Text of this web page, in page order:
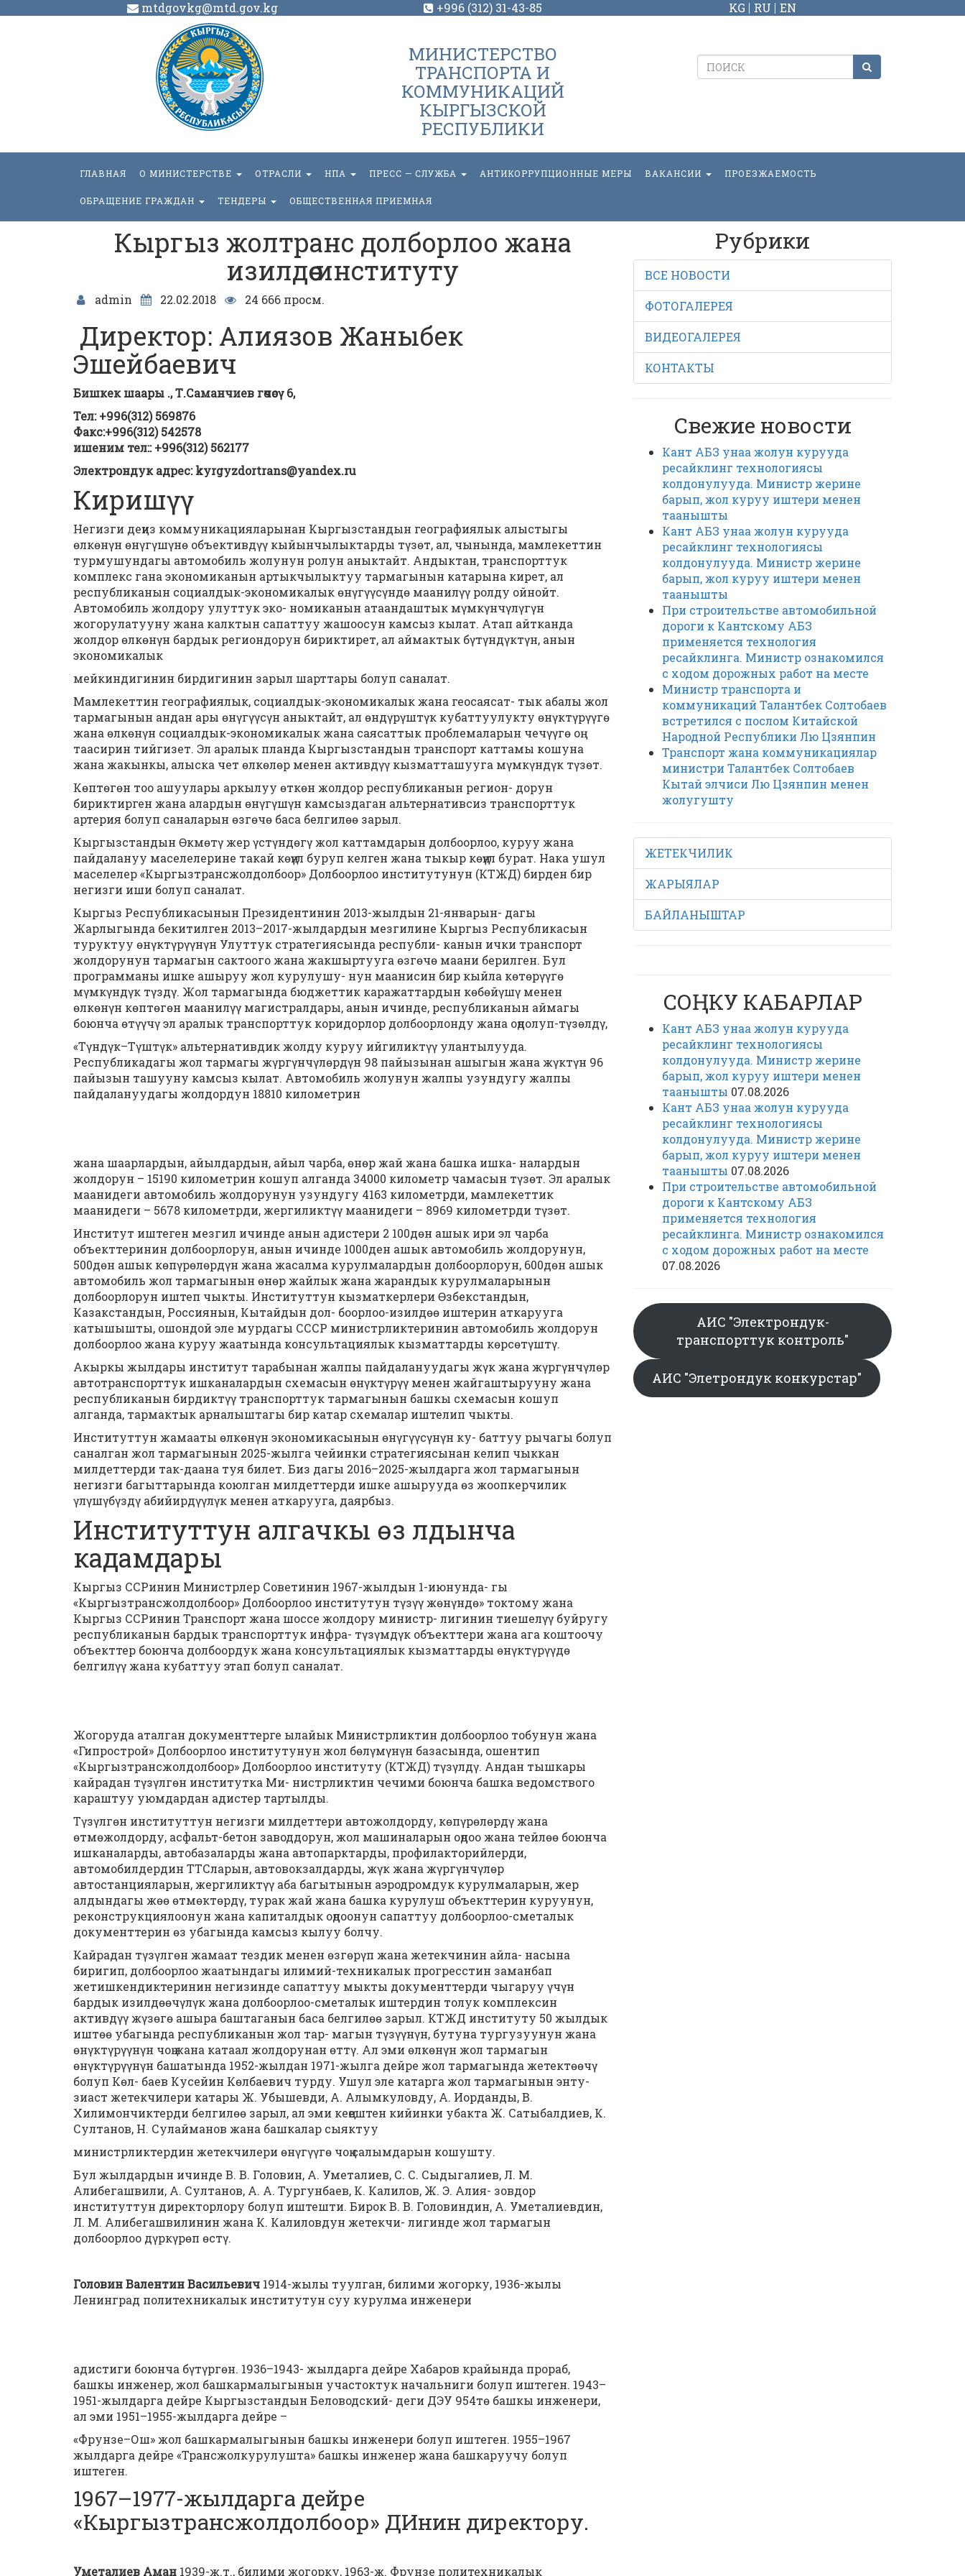
mtdgovkg@mtd.gov.kg +996 (312) 31-43-85 KG RU EN
МИНИСТЕРСТВО
ТРАНСПОРТА И
КОММУНИКАЦИЙ
КЫРГЫЗСКОЙ
РЕСПУБЛИКИ
ГЛАВНАЯ О МИНИСТЕРСТВЕ ОТРАСЛИ НПА ПРЕСС — СЛУЖБА АНТИКОРРУПЦИОННЫЕ МЕРЫ ВАКАНСИИ ПРОЕЗЖАЕМОСТЬ
ОБРАЩЕНИЕ ГРАЖДАН ТЕНДЕРЫ ОБЩЕСТВЕННАЯ ПРИЕМНАЯ
Кыргыз жолтранс долборлоо жана
изилдѳѳ институту
admin 22.02.2018 24 666 просм.
Директор: Алиязов Жаныбек
Эшейбаевич
Бишкек шаары ., Т.Саманчиев гѳчѳсү 6,
Тел: +996(312) 569876
Факс:+996(312) 542578
ишеним тел:: +996(312) 562177
Электрондук адрес:kyrgyzdortrans@yandex.ru
Киришүү
Негизги деңиз коммуникацияларынан Кыргызстандын географиялык алыстыгы
өлкөнүн өнүгүшүнө объективдүү кыйынчылыктарды түзөт, ал, чынында, мамлекеттин
турмушундагы автомобиль жолунун ролун аныктайт. Андыктан, транспорттук
комплекс гана экономиканын артыкчылыктуу тармагынын катарына кирет, ал
республиканын социалдык-экономикалык өнүгүүсүндө маанилүү ролду ойнойт.
Автомобиль жолдору улуттук эко- номиканын атаандаштык мүмкүнчүлүгүн
жогорулатууну жана калктын сапаттуу жашоосун камсыз кылат. Атап айтканда
жолдор өлкөнүн бардык региондорун бириктирет, ал аймактык бүтүндүктүн, анын
экономикалык
мейкиндигинин бирдигинин зарыл шарттары болуп саналат.
Мамлекеттин географиялык, социалдык-экономикалык жана геосаясат- тык абалы жол
тармагынын андан ары өнүгүүсүн аныктайт, ал өндүрүштүк кубаттуулукту өнүктүрүүгө
жана өлкөнүн социалдык-экономикалык жана саясаттык проблемаларын чечүүгө оң
таасирин тийгизет. Эл аралык планда Кыргызстандын транспорт каттамы кошуна
жана жакынкы, алыска чет өлкөлөр менен активдүү кызматташууга мүмкүндүк түзөт.
Көптөгөн тоо ашуулары аркылуу өткөн жолдор республиканын регион- дорун
бириктирген жана алардын өнүгүшүн камсыздаган альтернативсиз транспорттук
артерия болуп саналарын өзгөчө баса белгилөө зарыл.
Кыргызстандын Өкмөтү жер үстүндөгү жол каттамдарын долбоорлоо, куруу жана
пайдалануу маселелерине такай көңүл буруп келген жана тыкыр көңүл бурат. Нака ушул
маселелер «Кыргызтрансжолдолбоор» Долбоорлоо институтунун (КТЖД) бирден бир
негизги иши болуп саналат.
Кыргыз Республикасынын Президентинин 2013-жылдын 21-январын- дагы
Жарлыгында бекитилген 2013–2017-жылдардын мезгилине Кыргыз Республикасын
туруктуу өнүктүрүүнүн Улуттук стратегиясында республи- канын ички транспорт
жолдорунун тармагын сактоого жана жакшыртууга өзгөчө маани берилген. Бул
программаны ишке ашыруу жол курулушу- нун маанисин бир кыйла көтөрүүгө
мүмкүндүк түздү. Жол тармагында бюджеттик каражаттардын көбөйүшү менен
өлкөнүн көптөгөн маанилүү магистралдары, анын ичинде, республиканын аймагы
боюнча өтүүчү эл аралык транспорттук коридорлор долбоорлонду жана оңдолуп-түзөлдү,
«Түндүк–Түштүк» альтернативдик жолду куруу ийгиликтүү улантылууда.
Республикадагы жол тармагы жүргүнчүлөрдүн 98 пайызынан ашыгын жана жүктүн 96
пайызын ташууну камсыз кылат. Автомобиль жолунун жалпы узундугу жалпы
пайдалануудагы жолдордун 18810 километрин
жана шаарлардын, айылдардын, айыл чарба, өнөр жай жана башка ишка- налардын
жолдорун – 15190 километрин кошуп алганда 34000 километр чамасын түзөт. Эл аралык
маанидеги автомобиль жолдорунун узундугу 4163 километрди, мамлекеттик
маанидеги – 5678 километрди, жергиликтүү маанидеги – 8969 километрди түзөт.
Институт иштеген мезгил ичинде анын адистери 2 100дөн ашык ири эл чарба
объекттеринин долбоорлорун, анын ичинде 1000ден ашык автомобиль жолдорунун,
500дөн ашык көпүрөлөрдүн жана жасалма курулмалардын долбоорлорун, 600дөн ашык
автомобиль жол тармагынын өнөр жайлык жана жарандык курулмаларынын
долбоорлорун иштеп чыкты. Институттун кызматкерлери Өзбекстандын,
Казакстандын, Россиянын, Кытайдын дол- боорлоо-изилдөө иштерин аткарууга
катышышты, ошондой эле мурдагы СССР министрликтеринин автомобиль жолдорун
долбоорлоо жана куруу жаатында консультациялык кызматтарды көрсөтүштү.
Акыркы жылдары институт тарабынан жалпы пайдалануудагы жүк жана жүргүнчүлөр
автотранспорттук ишканалардын схемасын өнүктүрүү менен жайгаштырууну жана
республиканын бирдиктүү транспорттук тармагынын башкы схемасын кошуп
алганда, тармактык арналыштагы бир катар схемалар иштелип чыкты.
Институттун жамааты өлкөнүн экономикасынын өнүгүүсүнүн ку- баттуу рычагы болуп
саналган жол тармагынын 2025-жылга чейинки стратегиясынан келип чыккан
милдеттерди так-даана туя билет. Биз дагы 2016–2025-жылдарга жол тармагынын
негизги багыттарында коюлган милдеттерди ишке ашырууда өз жоопкерчилик
үлүшүбүздү абийирдүүлүк менен аткарууга, даярбыз.
Институттун алгачкы өз лдынча
кадамдары
Кыргыз ССРинин Министрлер Советинин 1967-жылдын 1-июнунда- гы
«Кыргызтрансжолдолбоор» Долбоорлоо институтун түзүү жөнүндө» токтому жана
Кыргыз ССРинин Транспорт жана шоссе жолдору министр- лигинин тиешелүү буйругу
республиканын бардык транспорттук инфра- түзүмдүк объекттери жана ага коштоочу
объекттер боюнча долбоордук жана консультациялык кызматтарды өнүктүрүүдө
белгилүү жана кубаттуу этап болуп саналат.
Жогоруда аталган документтерге ылайык Министрликтин долбоорлоо тобунун жана
«Гипрострой» Долбоорлоо институтунун жол бөлүмүнүн базасында, ошентип
«Кыргызтрансжолдолбоор» Долбоорлоо институту (КТЖД) түзүлдү. Андан тышкары
кайрадан түзүлгөн институтка Ми- нистрликтин чечими боюнча башка ведомствого
караштуу уюмдардан адистер тартылды.
Түзүлгөн институттун негизги милдеттери автожолдорду, көпүрөлөрдү жана
өтмөжолдорду, асфальт-бетон заводдорун, жол машиналарын оңдоо жана тейлөө боюнча
ишканаларды, автобазаларды жана автопарктарды, профилакторийлерди,
автомобилдердин ТТСларын, автовокзалдарды, жүк жана жүргүнчүлөр
автостанцияларын, жергиликтүү аба багытынын аэродромдук курулмаларын, жер
алдындагы жөө өтмөктөрдү, турак жай жана башка курулуш объекттерин куруунун,
реконструкциялоонун жана капиталдык оңдоонун сапаттуу долбоорлоо-сметалык
документтерин өз убагында камсыз кылуу болчу.
Кайрадан түзүлгөн жамаат тездик менен өзгөрүп жана жетекчинин айла- насына
биригип, долбоорлоо жаатындагы илимий-техникалык прогресстин заманбап
жетишкендиктеринин негизинде сапаттуу мыкты документтерди чыгаруу үчүн
бардык изилдөөчүлүк жана долбоорлоо-сметалык иштердин толук комплексин
активдүү жүзөгө ашыра баштаганын баса белгилөө зарыл. КТЖД институту 50 жылдык
иштөө убагында республиканын жол тар- магын түзүүнүн, бутуна тургузуунун жана
өнүктүрүүнүн чоң жана катаал жолдорунан өттү. Ал эми өлкөнүн жол тармагын
өнүктүрүүнүн башатында 1952-жылдан 1971-жылга дейре жол тармагында жетектөөчү
болуп Көл- баев Кусейин Көлбаевич турду. Ушул эле катарга жол тармагынын энту-
зиаст жетекчилери катары Ж. Убышевди, А. Алымкуловду, А. Иорданды, В.
Хилимончиктерди белгилөө зарыл, ал эми кеңештен кийинки убакта Ж. Сатыбалдиев, К.
Султанов, Н. Сулайманов жана башкалар сыяктуу
министрликтердин жетекчилери өнүгүүгө чоң салымдарын кошушту.
Бул жылдардын ичинде В. В. Головин, А. Уметалиев, С. С. Сыдыгалиев, Л. М.
Алибегашвили, А. Султанов, А. А. Тургунбаев, К. Калилов, Ж. Э. Алия- зовдор
институттун директорлору болуп иштешти. Бирок В. В. Головиндин, А. Уметалиевдин,
Л. М. Алибегашвилинин жана К. Калиловдун жетекчи- лигинде жол тармагын
долбоорлоо дүркүрөп өстү.
ГоловинВалентинВасильевич 1914-жылы туулган, билими жогорку, 1936-жылы
Ленинград политехникалык институтун суу курулма инженери
адистиги боюнча бүтүргөн. 1936–1943- жылдарга дейре Хабаров крайында прораб,
башкы инженер, жол башкармалыгынын участоктук начальниги болуп иштеген. 1943–
1951-жылдарга дейре Кыргызстандын Беловодский- деги ДЭУ 954тө башкы инженери,
ал эми 1951–1955-жылдарга дейре –
«Фрунзе–Ош» жол башкармалыгынын башкы инженери болуп иштеген. 1955–1967
жылдарга дейре «Трансжолкурулушта» башкы инженер жана башкаруучу болуп
иштеген.
1967–1977-жылдарга дейре
«Кыргызтрансжолдолбоор» ДИнин директору.
Уметалиев Аман 1939-ж.т., билими жогорку, 1963-ж. Фрунзе политехникалык
Рубрики
ВСЕ НОВОСТИ
ФОТОГАЛЕРЕЯ
ВИДЕОГАЛЕРЕЯ
КОНТАКТЫ
Свежие новости
Кант АБЗ унаа жолун курууда
ресайклинг технологиясы
колдонулууда. Министр жерине
барып, жол куруу иштери менен
таанышты
Кант АБЗ унаа жолун курууда
ресайклинг технологиясы
колдонулууда. Министр жерине
барып, жол куруу иштери менен
таанышты
При строительстве автомобильной
дороги к Кантскому АБЗ
применяется технология
ресайклинга. Министр ознакомился
с ходом дорожных работ на месте
Министр транспорта и
коммуникаций Талантбек Солтобаев
встретился с послом Китайской
Народной Республики Лю Цзянпин
Транспорт жана коммуникациялар
министри Талантбек Солтобаев
Кытай элчиси Лю Цзянпин менен
жолугушту
ЖЕТЕКЧИЛИК
ЖАРЫЯЛАР
БАЙЛАНЫШТАР
СОҢКУ КАБАРЛАР
Кант АБЗ унаа жолун курууда
ресайклинг технологиясы
колдонулууда. Министр жерине
барып, жол куруу иштери менен
таанышты 07.08.2026
Кант АБЗ унаа жолун курууда
ресайклинг технологиясы
колдонулууда. Министр жерине
барып, жол куруу иштери менен
таанышты 07.08.2026
При строительстве автомобильной
дороги к Кантскому АБЗ
применяется технология
ресайклинга. Министр ознакомился
с ходом дорожных работ на месте
07.08.2026
АИС "Электрондук-
транспорттук контроль"
АИС "Элетрондук конкурстар"